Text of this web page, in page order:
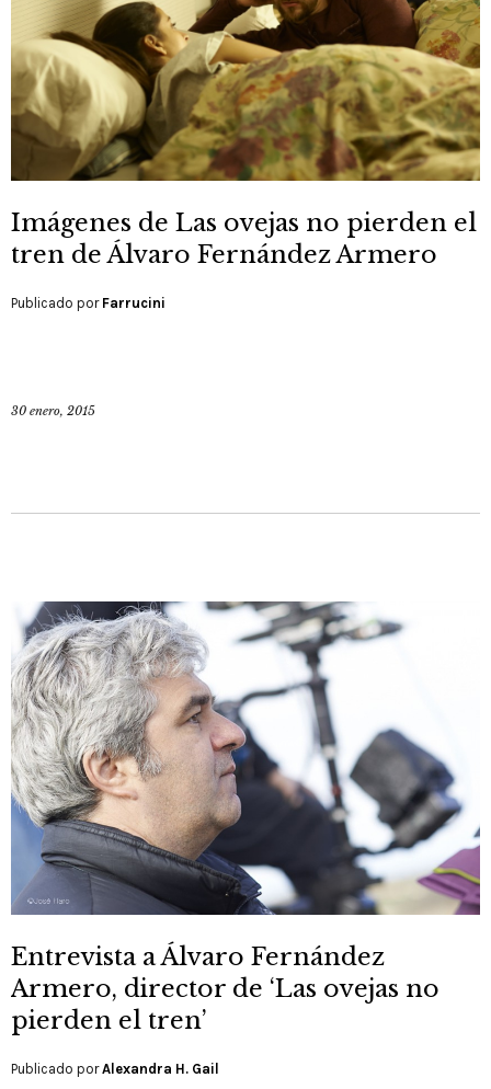
Imágenes de Las ovejas no pierden el
tren de Álvaro Fernández Armero
Publicado por Farrucini
30 enero, 2015
Entrevista a Álvaro Fernández
Armero, director de ‘Las ovejas no
pierden el tren’
Publicado porAlexandra H. Gail